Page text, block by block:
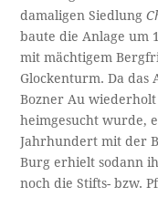
damaligen Siedlung
baute die Anlage um
mit mächtigem
Glockenturm. Da
Bozner Au
heimgesucht wurde,
Jahrhundert mit der
Burg erhielt sodann
noch die Stifts- bzw.